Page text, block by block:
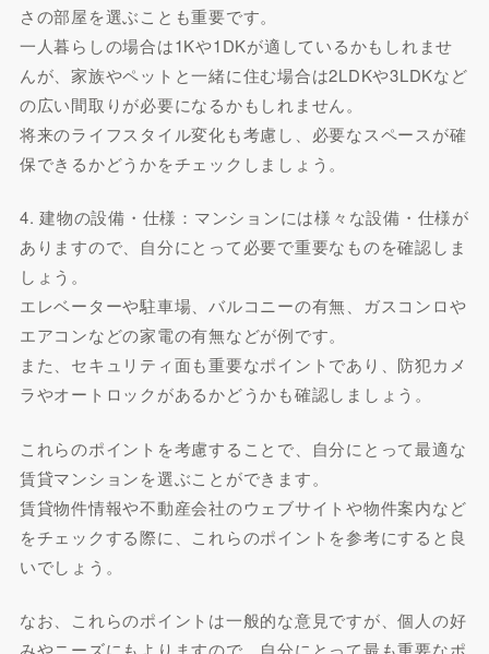
さの部屋を選ぶことも重要です。
一人暮らしの場合は1Kや1DKが適しているかもしれませ
んが、家族やペットと一緒に住む場合は2LDKや3LDKなど
の広い間取りが必要になるかもしれません。
将来のライフスタイル変化も考慮し、必要なスペースが確
保できるかどうかをチェックしましょう。
4. 建物の設備・仕様：マンションには様々な設備・仕様が
ありますので、自分にとって必要で重要なものを確認しま
しょう。
エレベーターや駐車場、バルコニーの有無、ガスコンロや
エアコンなどの家電の有無などが例です。
また、セキュリティ面も重要なポイントであり、防犯カメ
ラやオートロックがあるかどうかも確認しましょう。
これらのポイントを考慮することで、自分にとって最適な
賃貸マンションを選ぶことができます。
賃貸物件情報や不動産会社のウェブサイトや物件案内など
をチェックする際に、これらのポイントを参考にすると良
いでしょう。
なお、これらのポイントは一般的な意見ですが、個人の好
みやニーズにもよりますので、自分にとって最も重要なポ